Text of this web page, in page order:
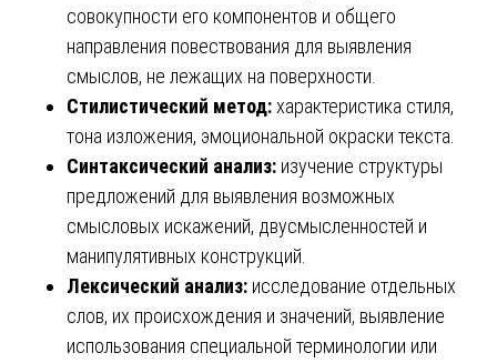
совокупности его компонентов и общего
направления повествования для выявления
смыслов, не лежащих на поверхности.
Стилистический метод:характеристика стиля,
тона изложения, эмоциональной окраски текста.
Синтаксический анализ: изучение структуры
предложений для выявления возможных
смысловых искажений, двусмысленностей и
манипулятивных конструкций.
Лексический анализ: исследование отдельных
слов, их происхождения и значений, выявление
использования специальной терминологии или